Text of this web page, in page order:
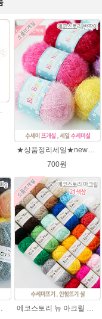
★상품정리세일★new에코스토리 반짝이수세미뜨기 뜨개실 친환경소품 뜨개질실//웰빙수세미실/반짝이 수세미실/에코스토리 반짝이 수세미실
700원
실/ 수세미실/대용량수세미/빤짝이실
에코스토리 뉴 아크릴 21색상(전색상) 1세트 / 수세미실 인형제작 뜨개실 친환경소품 뜨개질실 아크릴수세미실